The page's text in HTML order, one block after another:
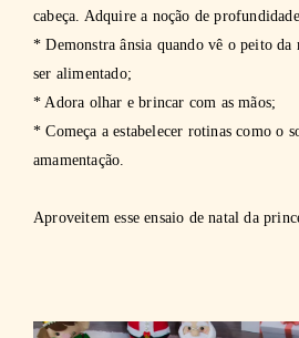
cabeça. Adquire a noção de
* Demonstra ânsia quando vê o peito da
ser alimentado;
* Adora olhar e brincar com as mãos;
* Começa a estabelecer rotinas como o
amamentação.
Aproveitem esse ensaio de natal da